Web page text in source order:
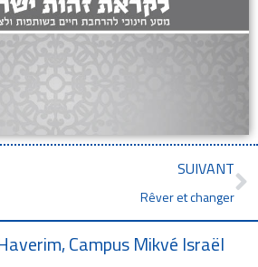
SUIVANT
Rêver et changer
Campus Mikvé Israël